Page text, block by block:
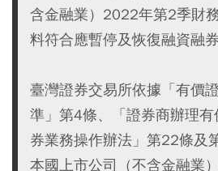
含金融業）2022年第2季財
料符合應暫停及恢復融資融
臺灣證券交易所依據「有價
準」第4條、「證券商辦理
券業務操作辦法」第22條及
本國上市公司（不含金融業